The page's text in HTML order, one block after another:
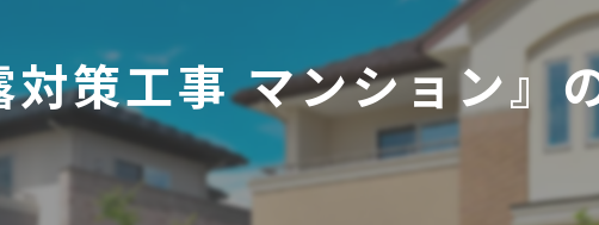
壁紙下地防カビ工事
壁紙カビ・壁紙下地のカビ
カビと結露対策
建築中のカビ
漏水事故のカビ
雨漏りによるカビ
コンクリートのカビ
策工事 マンション』